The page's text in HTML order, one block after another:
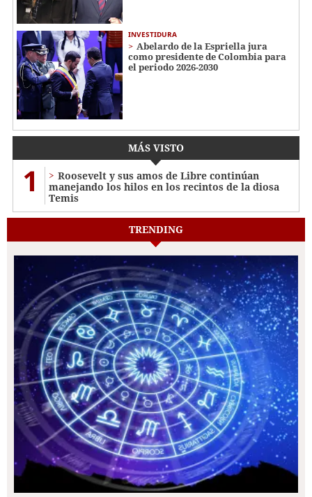
INVESTIDURA
Abelardo de la Espriella jura
como presidente de Colombia para
el periodo 2026-2030
MÁS VISTO
1
Roosevelt y sus amos de Libre continúan
manejando los hilos en los recintos de la diosa
Temis
TRENDING